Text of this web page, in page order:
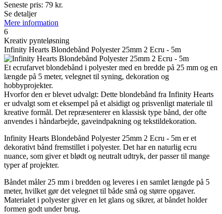
Seneste pris: 79 kr.
Se detaljer
Mere information
6
Kreativ pynteløsning
Infinity Hearts Blondebånd Polyester 25mm 2 Ecru - 5m
Et ecrufarvet blondebånd i polyester med en bredde på 25 mm og en
længde på 5 meter, velegnet til syning, dekoration og
hobbyprojekter.
Hvorfor den er blevet udvalgt: Dette blondebånd fra Infinity Hearts
er udvalgt som et eksempel på et alsidigt og prisvenligt materiale til
kreative formål. Det repræsenterer en klassisk type bånd, der ofte
anvendes i håndarbejde, gaveindpakning og tekstildekoration.
Infinity Hearts Blondebånd Polyester 25mm 2 Ecru - 5m er et
dekorativt bånd fremstillet i polyester. Det har en naturlig ecru
nuance, som giver et blødt og neutralt udtryk, der passer til mange
typer af projekter.
Båndet måler 25 mm i bredden og leveres i en samlet længde på 5
meter, hvilket gør det velegnet til både små og større opgaver.
Materialet i polyester giver en let glans og sikrer, at båndet holder
formen godt under brug.